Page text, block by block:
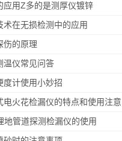
应用Z多的是测厚仪镀锌
术在无损检测中的应用
伤的原理
温仪常见问答
度计使用小妙招
地管道探测检漏仪的使用